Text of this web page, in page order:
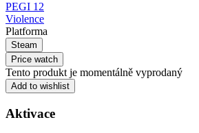
PEGI 12
Violence
Platforma
Steam
Price watch
Tento produkt je momentálně vyprodaný
Add to wishlist
Aktivace